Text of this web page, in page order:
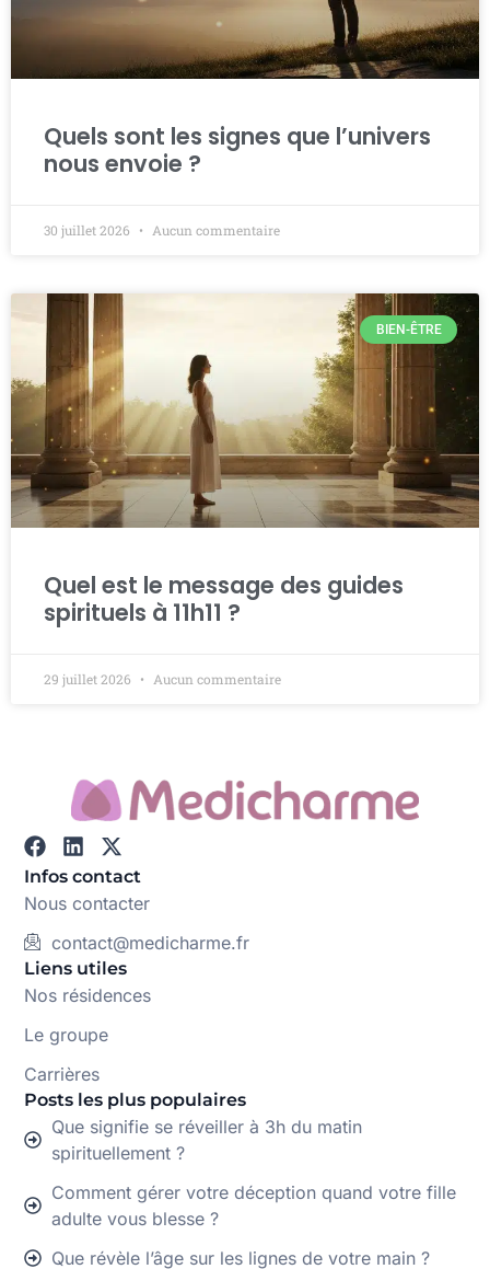
Quels sont les signes que l’univers
nous envoie ?
30 juillet 2026 Aucun commentaire
BIEN-ÊTRE
Quel est le message des guides
spirituels à 11h11 ?
29 juillet 2026 Aucun commentaire
Infos contact
Nous contacter
contact@medicharme.fr
Liens utiles
Nos résidences
Le groupe
Carrières
Posts les plus populaires
Que signifie se réveiller à 3h du matin
spirituellement ?
Comment gérer votre déception quand votre fille
adulte vous blesse ?
Que révèle l’âge sur les lignes de votre main ?